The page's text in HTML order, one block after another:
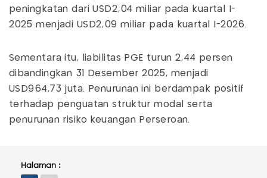
peningkatan dari USD2,04 miliar pada kuartal I-
2025 menjadi USD2,09 miliar pada kuartal I-2026.
Sementara itu, liabilitas PGE turun 2,44 persen
dibandingkan 31 Desember 2025, menjadi
USD964,73 juta. Penurunan ini berdampak positif
terhadap penguatan struktur modal serta
penurunan risiko keuangan Perseroan.
Halaman :